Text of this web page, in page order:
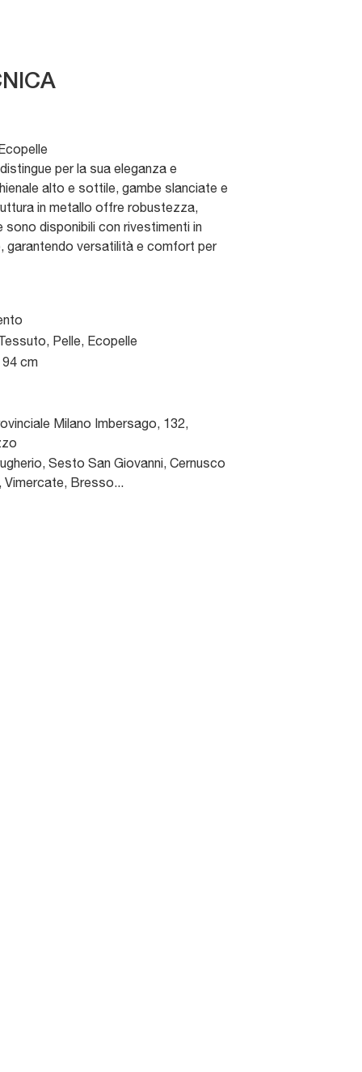
per la sua eleganza e
alto e sottile, gambe slanciate e
in metallo offre robustezza,
sono disponibili con rivestimenti in
garantendo versatilità e comfort per
Pelle, Ecopelle
94 cm
Milano Imbersago, 132
Sesto San Giovanni, Cernusco
Bresso...